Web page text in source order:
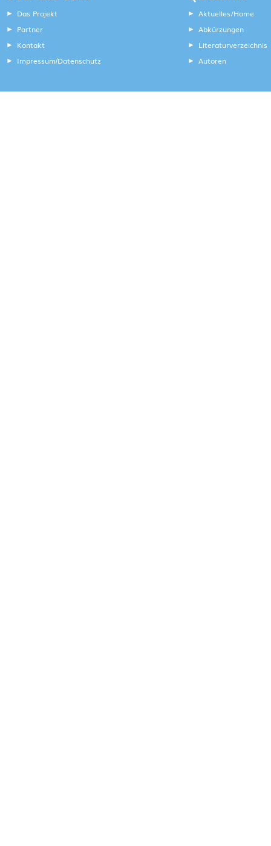
Das Projekt
Partner
Kontakt
Impressum/Datenschutz
Aktuelles/Home
Abkürzungen
Literaturverzeichnis
Autoren